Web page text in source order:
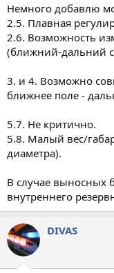
Немного добавлю
2.5. Плавная
2.6. Возможность
(ближний-дальний
3. и 4. Возможно
ближнее поле -
5.7. Не критично.
5.8. Малый вес/
диаметра).
В случае выносных
внутреннего
DIVAS